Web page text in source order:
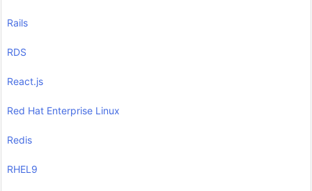
Rails
RDS
React.js
Red Hat Enterprise Linux
Redis
RHEL9